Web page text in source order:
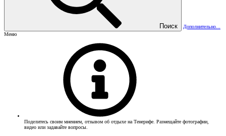
Поиск
Дополнительно...
Меню
Поделитесь своим мнением, отзывом об отдыхе на Тенерифе. Размещайте фотографии,
видео или задавайте вопросы.